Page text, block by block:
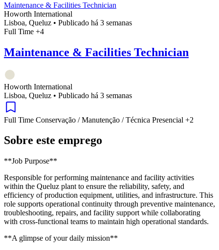
Maintenance & Facilities Technician
Howorth International
Lisboa, Queluz • Publicado há 3 semanas
Full Time +4
Maintenance & Facilities Technician
Howorth International
Lisboa, Queluz • Publicado há 3 semanas
Full Time Conservação / Manutenção / Técnica Presencial +2
Sobre este emprego
**Job Purpose**
Responsible for performing maintenance and facility activities
within the Queluz plant to ensure the reliability, safety, and
efficiency of production equipment, utilities, and infrastructure. This
role supports operational continuity through preventive maintenance,
troubleshooting, repairs, and facility support while collaborating
with cross-functional teams to maintain high operational standards.
**A glimpse of your daily mission**